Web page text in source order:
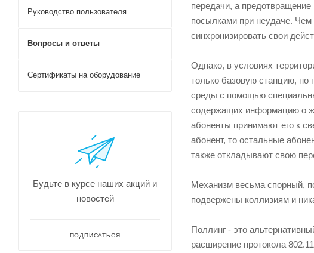
передачи, а предотвращение
посылками при неудаче.
синхронизировать свои
Однако, в условиях
только базовую станцию, но
среды с помощью
содержащих информацию о
абоненты принимают его к
абонент, то остальные
также откладывают свою
Механизм весьма спорный,
подвержены коллизиям и
Поллинг - это
расширение протокола
Руководство пользователя
Вопросы и ответы
Сертификаты на оборудование
Будьте в курсе наших акций и
новостей
ПОДПИСАТЬСЯ